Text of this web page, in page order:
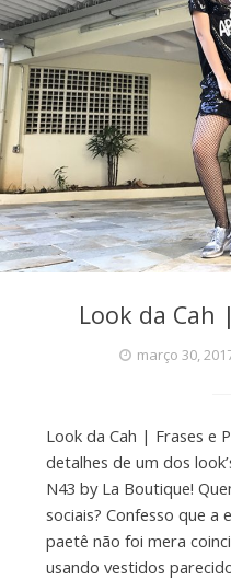
Look da Cah
março 30,
Look da Cah | Frases e
detalhes de um dos
N43 by La Boutique!
sociais? Confesso que a
paetê não foi mera
usando vestidos